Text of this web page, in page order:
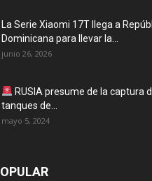
La Serie Xiaomi 17T llega a
Dominicana para llevar la...
junio 26, 2026
RUSIA presume de la captura
tanques de...
mayo 5, 2024